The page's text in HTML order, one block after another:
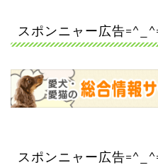
スポンニャー広告
スポンニャー広告